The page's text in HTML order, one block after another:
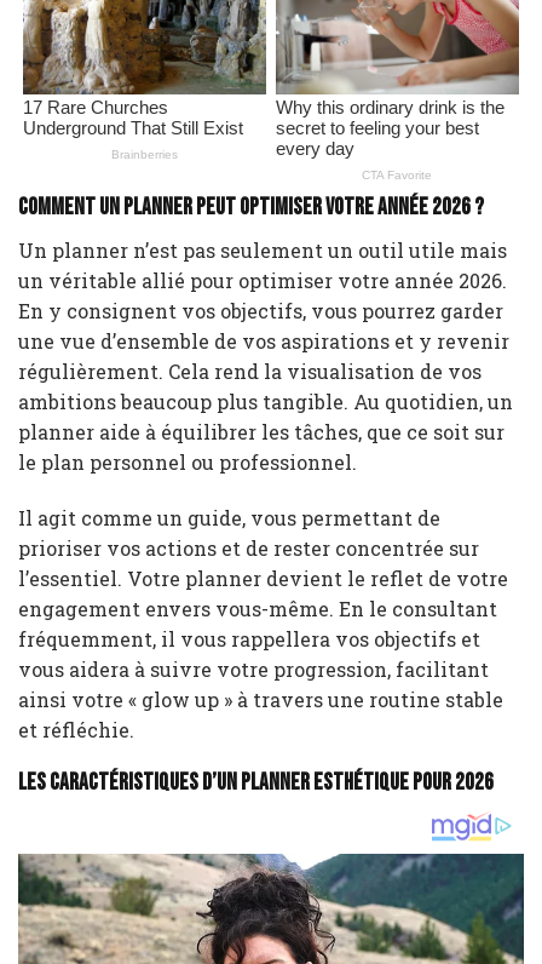
Comment un planner peut optimiser votre année 2026 ?
Un planner n’est pas seulement un outil utile mais
un véritable allié pour optimiser votre année 2026.
En y consignent vos objectifs, vous pourrez garder
une vue d’ensemble de vos aspirations et y revenir
régulièrement. Cela rend la visualisation de vos
ambitions beaucoup plus tangible. Au quotidien, un
planner aide à équilibrer les tâches, que ce soit sur
le plan personnel ou professionnel.
Il agit comme un guide, vous permettant de
prioriser vos actions et de rester concentrée sur
l’essentiel. Votre planner devient le reflet de votre
engagement envers vous-même. En le consultant
fréquemment, il vous rappellera vos objectifs et
vous aidera à suivre votre progression, facilitant
ainsi votre « glow up » à travers une routine stable
et réfléchie.
Les caractéristiques d’un planner esthétique pour 2026